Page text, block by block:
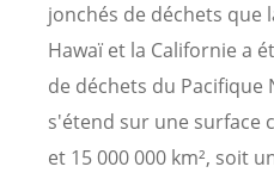
jonchés de déchets que
Hawaï et la Californie a
de déchets du Pacifique
s'étend sur une surface
et 15 000 000 km², soit